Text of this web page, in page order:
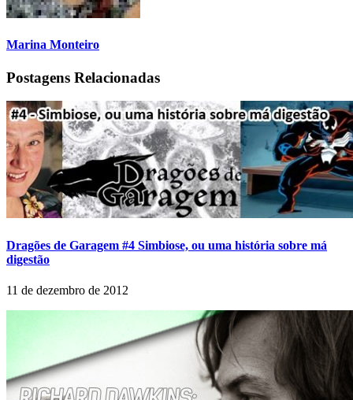
Marina Monteiro
Postagens Relacionadas
Dragões de Garagem #4 Simbiose, ou uma história sobre má
digestão
11 de dezembro de 2012